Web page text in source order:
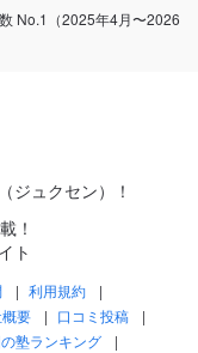
No.1（2025年4月〜2026
ジュクセン）！
！
ト
利用規約
要
口コミ投稿
塾ランキング